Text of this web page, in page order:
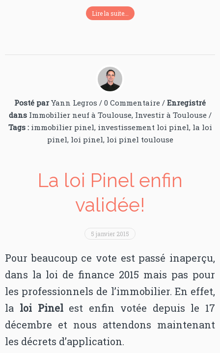
Lire la suite...
Posté par Yann Legros / 0 Commentaire / Enregistré
dans Immobilier neuf à Toulouse, Investir à Toulouse /
Tags : immobilier pinel, investissement loi pinel, la loi
pinel, loi pinel, loi pinel toulouse
La loi Pinel enfin
validée!
5 janvier 2015
Pour beaucoup ce vote est passé inaperçu,
dans la loi de finance 2015 mais pas pour
les professionnels de l’immobilier. En effet,
la loi Pinelest enfin votée depuis le 17
décembre et nous attendons maintenant
les décrets d’application.